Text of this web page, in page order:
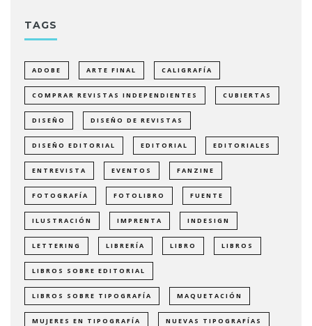
TAGS
ADOBE ARTE FINAL CALIGRAFÍA
COMPRAR REVISTAS INDEPENDIENTES CUBIERTAS
DISEÑO DISEÑO DE REVISTAS
DISEÑO EDITORIAL EDITORIAL EDITORIALES
ENTREVISTA EVENTOS FANZINE
FOTOGRAFÍA FOTOLIBRO FUENTE
ILUSTRACIÓN IMPRENTA INDESIGN
LETTERING LIBRERÍA LIBRO LIBROS
LIBROS SOBRE EDITORIAL
LIBROS SOBRE TIPOGRAFÍA MAQUETACIÓN
MUJERES EN TIPOGRAFÍA NUEVAS TIPOGRAFÍAS